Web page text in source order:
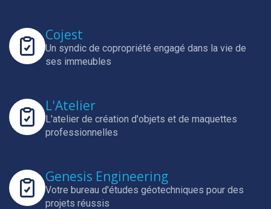
Cojest
Un syndic de copropriété engagé dans la vie de
ses immeubles
L'Atelier
L'atelier de création d'objets et de maquettes
professionnelles
Genesis Engineering
Votre bureau d'études géotechniques pour des
projets réussis